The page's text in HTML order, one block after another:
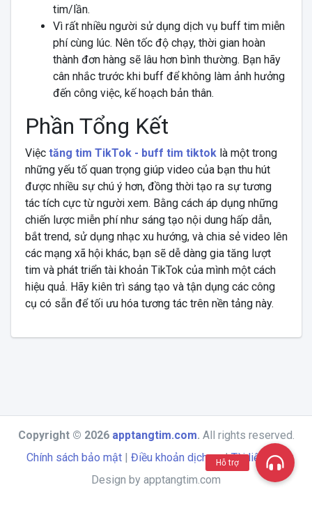
tim/lần.
Vì rất nhiều người sử dụng dịch vụ buff tim miễn
phí cùng lúc. Nên tốc độ chạy, thời gian hoàn
thành đơn hàng sẽ lâu hơn bình thường. Bạn hãy
cân nhắc trước khi buff để không làm ảnh hưởng
đến công việc, kế hoạch bản thân.
Phần Tổng Kết
Việc tăng tim TikTok - buff tim tiktoklà một trong
những yếu tố quan trọng giúp video của bạn thu hút
được nhiều sự chú ý hơn, đồng thời tạo ra sự tương
tác tích cực từ người xem. Bằng cách áp dụng những
chiến lược miễn phí như sáng tạo nội dung hấp dẫn,
bắt trend, sử dụng nhạc xu hướng, và chia sẻ video lên
các mạng xã hội khác, bạn sẽ dễ dàng gia tăng lượt
tim và phát triển tài khoản TikTok của mình một cách
hiệu quả. Hãy kiên trì sáng tạo và tận dụng các công
cụ có sẵn để tối ưu hóa tương tác trên nền tảng này.
Copyright © 2026 apptangtim.com. All rights reserved.
Chính sách bảo mật | Điều khoản dịch vụ|Tài liệu API
Design by apptangtim.com
Hỗ trợ